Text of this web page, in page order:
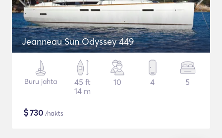
Jeanneau Sun Odyssey 449
Buru jahta
45 ft
14 m
10 4 5
$730 /nakts